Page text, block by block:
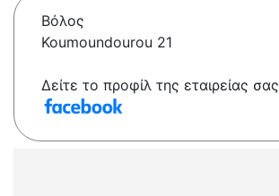
Βόλος
Koumoundourou 21
Δείτε το προφίλ της εταιρείας σας